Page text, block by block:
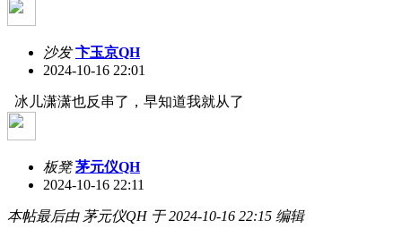
沙发 卞玉京QH
2024-10-16 22:01
冰儿潇潇也反串了，早知道我就从了
板凳 茅元仪QH
2024-10-16 22:11
本帖最后由 茅元仪QH 于 2024-10-16 22:15 编辑